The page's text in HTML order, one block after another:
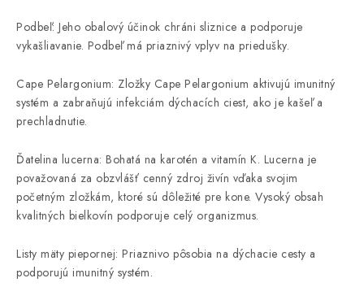
Podbeľ: Jeho obalový účinok chráni sliznice a podporuje
vykašliavanie. Podbeľ má priaznivý vplyv na priedušky.
Cape Pelargonium: Zložky Cape Pelargonium aktivujú imunitný
systém a zabraňujú infekciám dýchacích ciest, ako je kašeľ a
prechladnutie.
Ďatelina lucerna: Bohatá na karotén a vitamín K. Lucerna je
považovaná za obzvlášť cenný zdroj živín vďaka svojim
početným zložkám, ktoré sú dôležité pre kone. Vysoký obsah
kvalitných bielkovín podporuje celý organizmus.
Listy mäty piepornej: Priaznivo pôsobia na dýchacie cesty a
podporujú imunitný systém.